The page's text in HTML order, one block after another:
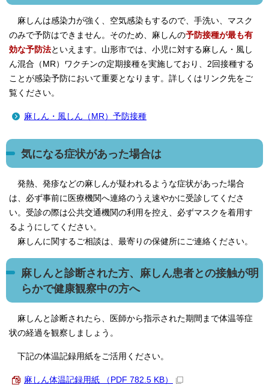
麻しんは感染力が強く、空気感染もするので、手洗い、マスク
のみで予防はできません。そのため、麻しんの予防接種が最も有
効な予防法といえます。山形市では、小児に対する麻しん・風し
ん混合（MR）ワクチンの定期接種を実施しており、2回接種する
ことが感染予防において重要となります。詳しくはリンク先をご
覧ください。
麻しん・風しん（MR）予防接種
気になる症状があった場合は
発熱、発疹などの麻しんが疑われるような症状があった場合
は、必ず事前に医療機関へ連絡のうえ速やかに受診してくださ
い。受診の際は公共交通機関の利用を控え、必ずマスクを着用す
るようにしてください。
麻しんに関するご相談は、最寄りの保健所にご連絡ください。
麻しんと診断された方、麻しん患者との接触が明
らかで健康観察中の方へ
麻しんと診断されたら、医師から指示された期間まで体温等症
状の経過を観察しましょう。
下記の体温記録用紙をご活用ください。
麻しん体温記録用紙 （PDF 782.5 KB）